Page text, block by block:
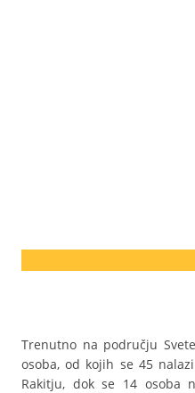
Trenutno na području
osoba, od kojih se 45
Rakitju, dok se 14 osoba